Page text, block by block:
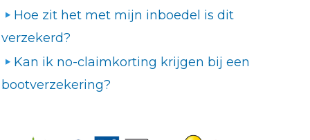
Hoe zit het met mijn inboedel is dit
verzekerd?
Kan ik no-claimkorting krijgen bij een
bootverzekering?